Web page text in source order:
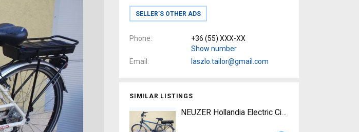
SELLER’S OTHER ADS
Phone
+36 (55) XXX-XX
Show number
Email
laszlo.tailor@gmail.com
SIMILAR LISTINGS
NEUZER Hollandia Electric City / Cruiser / Urban